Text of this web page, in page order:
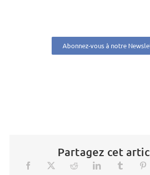
Abonnez-vous à notre
Partagez cet